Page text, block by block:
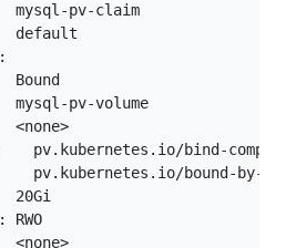
pv-claim
default
pv-volume
pv.kubernetes.io/bind-
pv.kubernetes.io/bound-by-
20Gi